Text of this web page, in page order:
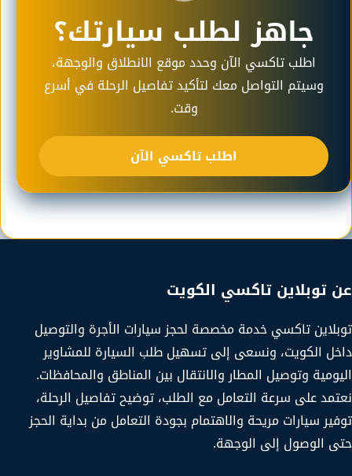
جاهز لطلب سيارتك؟
اطلب تاكسي الآن وحدد موقع الانطلاق والوجهة،
وسيتم التواصل معك لتأكيد تفاصيل الرحلة في أسرع
وقت.
اطلب تاكسي الآن
عن توبلاين تاكسي الكويت
توبلاين تاكسي خدمة مخصصة لحجز سيارات الأجرة والتوصيل
داخل الكويت، ونسعى إلى تسهيل طلب السيارة للمشاوير
اليومية وتوصيل المطار والانتقال بين المناطق والمحافظات.
نعتمد على سرعة التعامل مع الطلب، توضيح تفاصيل الرحلة،
توفير سيارات مريحة والاهتمام بجودة التعامل من بداية الحجز
حتى الوصول إلى الوجهة.